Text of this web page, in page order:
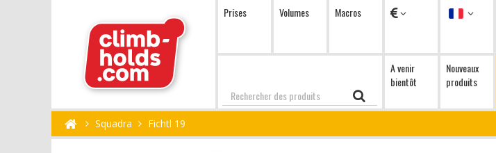
Prises Volumes Macros Devises Langue
Chercher
A venir
bientôt
Nouveaux
produits
Squadra Fichtl 19